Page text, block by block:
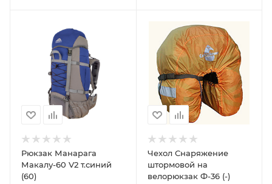
Рюкзак Манарага
Макалу-60 V2 т.синий
(60)
Чехол Снаряжение
штормовой на
велорюкзак Ф-36 (-)